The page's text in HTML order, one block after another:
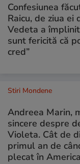
Confesiunea
Raicu, de ziua ei
Vedeta a
sunt fericită că
cred”
Stiri Mondene
Andreea Marin,
sincere despre
Violeta. Cât de
primul an de
plecat în America